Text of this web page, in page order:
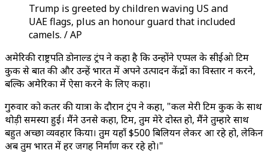
Trump is greeted by children waving US and
UAE flags, plus an honour guard that included
camels. / AP
अमेरिकी राष्ट्रपति डोनाल्ड ट्रंप ने कहा है कि उन्होंने एप्पल के सीईओ टिम
कुक से बात की और उन्हें भारत में अपने उत्पादन केंद्रों का विस्तार न करने,
बल्कि अमेरिका में ऐसा करने के लिए कहा।
गुरुवार को कतर की यात्रा के दौरान ट्रंप ने कहा, "कल मेरी टिम कुक के साथ
थोड़ी समस्या हुई। मैंने उनसे कहा, टिम, तुम मेरे दोस्त हो, मैंने तुम्हारे साथ
बहुत अच्छा व्यवहार किया। तुम यहाँ $500 बिलियन लेकर आ रहे हो, लेकिन
अब तुम भारत में हर जगह निर्माण कर रहे हो।"